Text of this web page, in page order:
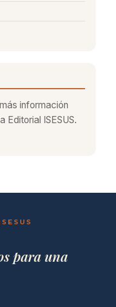
información
Editorial ISESUS.
para una